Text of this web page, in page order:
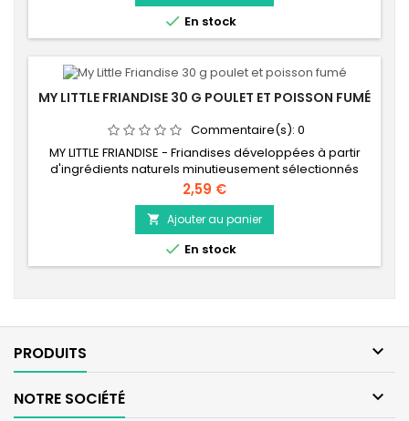
 En stock
MY LITTLE FRIANDISE 30 G POULET ET POISSON FUMÉ
Commentaire(s): 0
MY LITTLE FRIANDISE - Friandises développées à partir
d'ingrédients naturels minutieusement sélectionnés
pour leurs bienfaits nutritionnels. Au poulet et au poisson
fumé.
Prix
2,59 €
 Ajouter au panier
 En stock
PRODUITS 
NOTRE SOCIÉTÉ 